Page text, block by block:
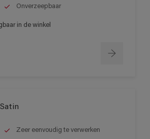
Onverzeepbaar
in de winkel
Zeer eenvoudig te verwerken